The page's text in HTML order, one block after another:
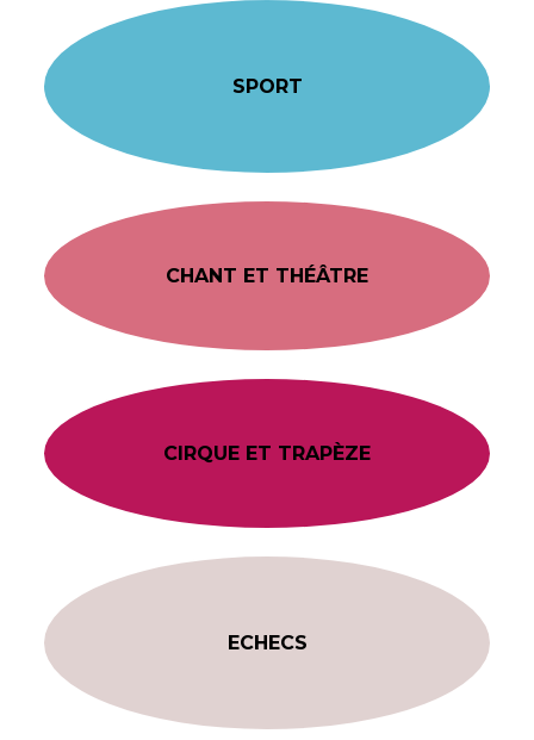
SPORT
CHANT ET THÉÂTRE
CIRQUE ET TRAPÈZE
ECHECS